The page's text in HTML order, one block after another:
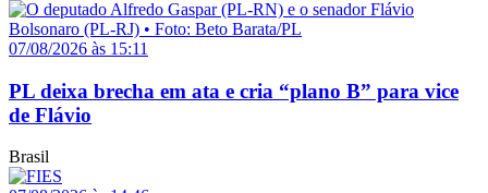
07/08/2026 às 15:11
PL deixa brecha em ata e cria “plano B” para vice
de Flávio
Brasil